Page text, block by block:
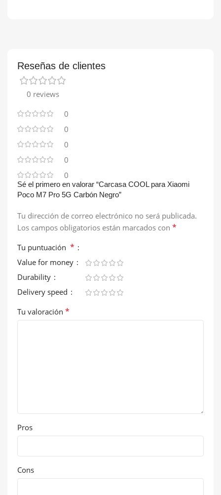
Reseñas de clientes
0 reviews
0
0
0
0
0
Sé el primero en valorar “Carcasa COOL para Xiaomi
Poco M7 Pro 5G Carbón Negro”
Tu dirección de correo electrónico no será publicada.
Los campos obligatorios están marcados con *
Tu puntuación *
Value for money
Durability
Delivery speed
Tu valoración *
Pros
Cons